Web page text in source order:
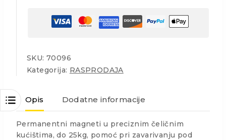
SKU: 70096
Kategorija: RASPRODAJA
Opis Dodatne informacije
Permanentni magneti u preciznim čeličnim
kućištima, do 25kg, pomoć pri zavarivanju pod